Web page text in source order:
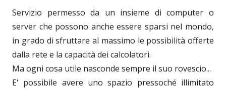
Servizio permesso da un insieme di computer o
server che possono anche essere sparsi nel mondo,
in grado di sfruttare al massimo le possibilità offerte
dalla rete e la capacità dei calcolatori.
Ma ogni cosa utile nasconde sempre il suo rovescio...
E' possibile avere uno spazio pressoché illimitato